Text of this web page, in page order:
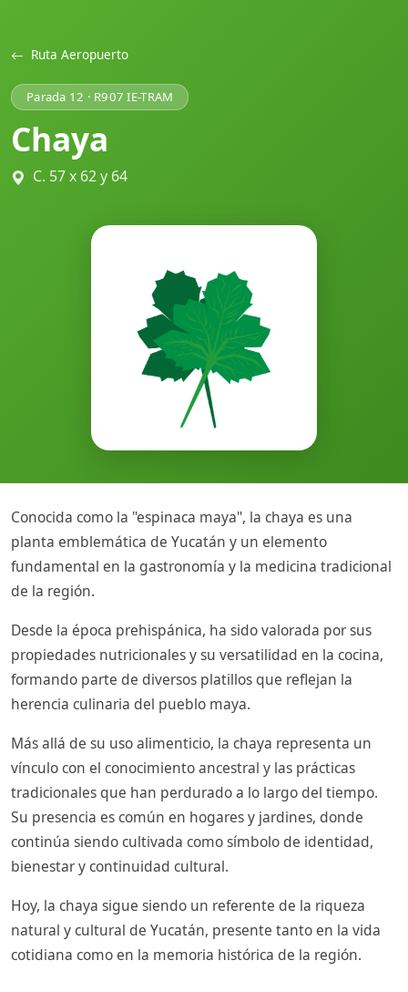
Ruta Aeropuerto
Parada 12 · R907 IE-TRAM
Chaya
C. 57 x 62 y 64
Conocida como la "espinaca maya", la chaya es una
planta emblemática de Yucatán y un elemento
fundamental en la gastronomía y la medicina tradicional
de la región.
Desde la época prehispánica, ha sido valorada por sus
propiedades nutricionales y su versatilidad en la cocina,
formando parte de diversos platillos que reflejan la
herencia culinaria del pueblo maya.
Más allá de su uso alimenticio, la chaya representa un
vínculo con el conocimiento ancestral y las prácticas
tradicionales que han perdurado a lo largo del tiempo.
Su presencia es común en hogares y jardines, donde
continúa siendo cultivada como símbolo de identidad,
bienestar y continuidad cultural.
Hoy, la chaya sigue siendo un referente de la riqueza
natural y cultural de Yucatán, presente tanto en la vida
cotidiana como en la memoria histórica de la región.